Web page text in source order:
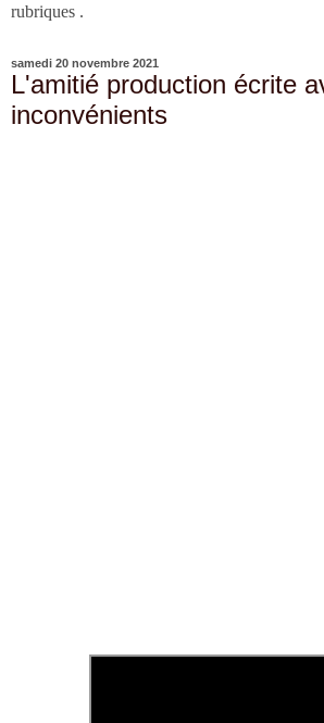
rubriques .
samedi 20 novembre 2021
L'amitié production écrite
inconvénients